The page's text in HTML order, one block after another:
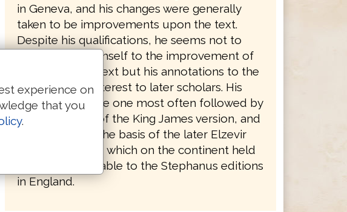
in Geneva, and his changes were generally
taken to be improvements upon the text.
Despite his qualifications, he seems not to
have applied himself to the improvement of
the Stephanus text but his annotations to the
text where of interest to later scholars. His
1598 text was the one most often followed by
the translators of the King James version, and
it also became the basis of the later Elzevir
editions of 1624, which on the continent held
a place comparable to the Stephanus editions
in England.
experience on
that you
.